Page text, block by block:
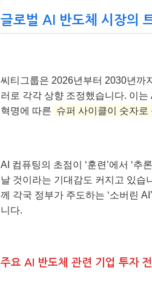
글로벌 AI 반도체 시장의
씨티그룹은 2026년부터 2030년까
러로 각각 상향 조정했습니다. 이
혁명에 따른 슈퍼 사이클이 숫자로
AI 컴퓨팅의 초점이 ‘훈련’에서 ‘
날 것이라는 기대감도 커지고 있습
께 각국 정부가 주도하는 ‘소버린
니다.
주요 AI 반도체 관련 기업 투자